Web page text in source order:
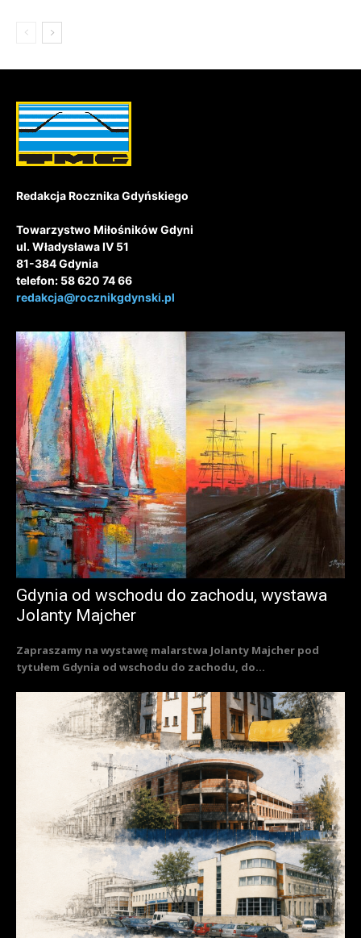
Redakcja Rocznika Gdyńskiego
Towarzystwo Miłośników Gdyni
ul. Władysława IV 51
81-384 Gdynia
telefon: 58 620 74 66
redakcja@rocznikgdynski.pl
Gdynia od wschodu do zachodu, wystawa
Jolanty Majcher
Zapraszamy na wystawę malarstwa Jolanty Majcher pod
tytułem Gdynia od wschodu do zachodu, do...